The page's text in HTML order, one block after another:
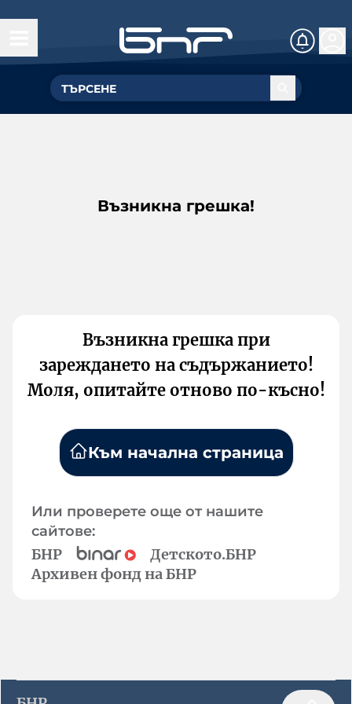
Възникна грешка!
Възникна грешка при
зареждането на съдържанието!
Моля, опитайте отново по-късно!
Към начална страница
Или проверете още от нашите
сайтове:
БНР
Детското.БНР
Архивен фонд на БНР